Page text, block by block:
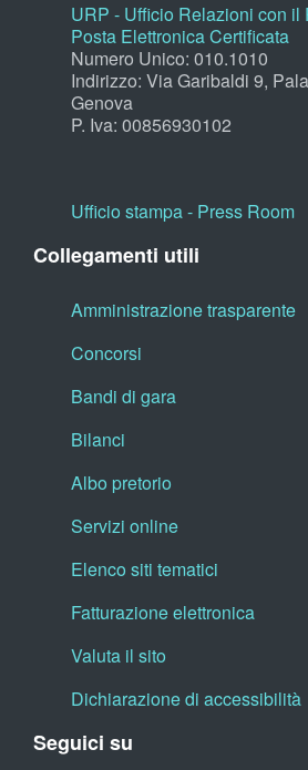
URP - Ufficio Relazioni con il
Posta Elettronica Certificata
Numero Unico: 010.1010
Indirizzo: Via Garibaldi 9,
Genova
P. Iva: 00856930102
Ufficio stampa - Press Room
Collegamenti utili
Amministrazione trasparente
Concorsi
Bandi di gara
Bilanci
Albo pretorio
Servizi online
Elenco siti tematici
Fatturazione elettronica
Valuta il sito
Dichiarazione di accessibilità
Seguici su